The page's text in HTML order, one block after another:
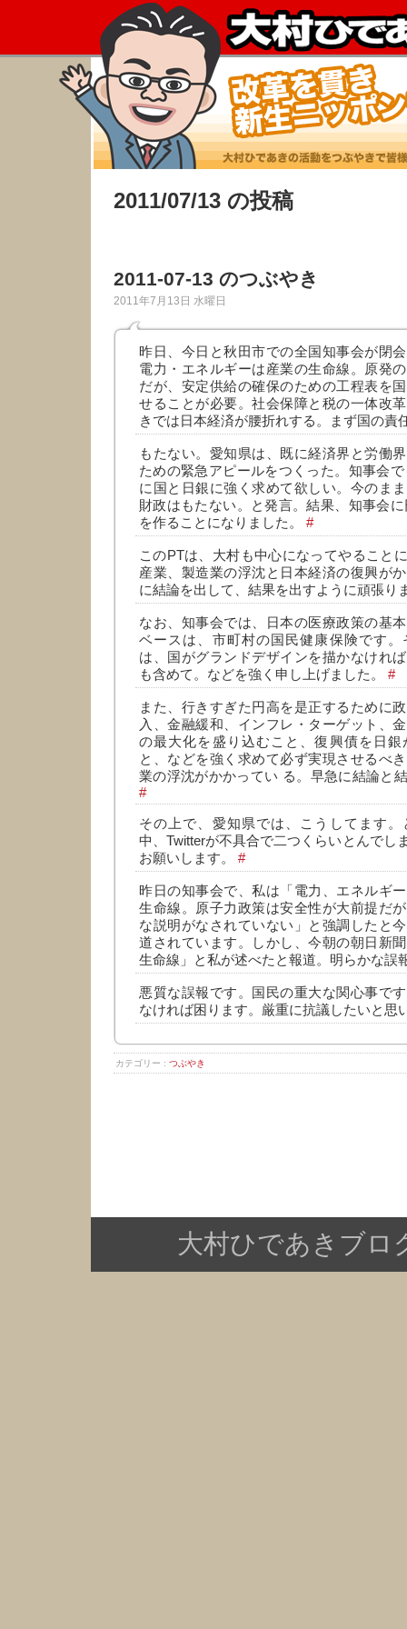
2011/07/13 の投稿
2011-07-13 のつぶやき
2011年7月13日 水曜日
昨日、今日と秋田市での全国知事会が閉
電力・エネルギーは産業の生命線。原発
だが、安定供給の確保のための工程表を
せることが必要。社会保障と税の一体改
きでは日本経済が腰折れする。まず国の責
もたない。愛知県は、既に経済界と労働
ための緊急アピールをつくった。知事会
に国と日銀に強く求めて欲しい。今のま
財政はもたない。と発言。結果、知事会
を作ることになりました。 #
このPTは、大村も中心になってやること
産業、製造業の浮沈と日本経済の復興が
に結論を出して、結果を出すように頑張り
なお、知事会では、日本の医療政策の基
ベースは、市町村の国民健康保険です
は、国がグランドデザインを描かなけれ
も含めて。などを強く申し上げました。 #
また、行きすぎた円高を是正するために
入、金融緩和、インフレ・ターゲット、
の最大化を盛り込むこと、復興債を日
と、などを強く求めて必ず実現させるべ
業の浮沈がかかってい る。早急に結論と
#
その上で、愛知県では、こうしてます
中、Twitterが不具合で二つくらいとんでし
お願いします。 #
昨日の知事会で、私は「電力、エネルギ
生命線。原子力政策は安全性が大前提だ
な説明がなされていない」と強調したと
道されています。しかし、今朝の朝日新
生命線」と私が述べたと報道。明らかな誤
悪質な誤報です。国民の重大な関心事で
なければ困ります。厳重に抗議したいと思
カテゴリー : つぶやき
大村ひであきブロ